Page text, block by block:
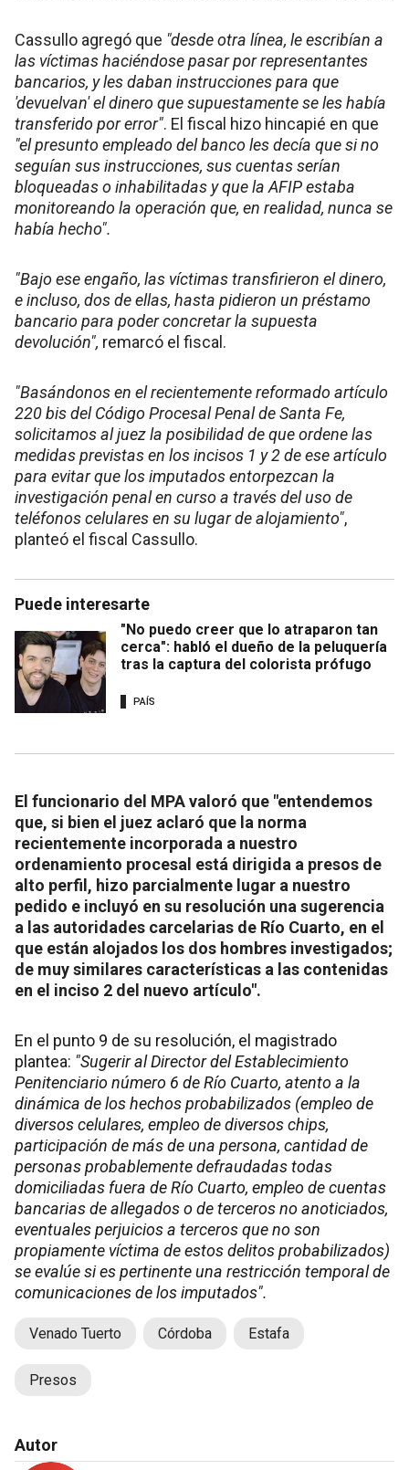
Cassullo agregó que "desde otra línea, le escribían a
las víctimas haciéndose pasar por representantes
bancarios, y les daban instrucciones para que
'devuelvan' el dinero que supuestamente se les había
transferido por error". El fiscal hizo hincapié en que
"el presunto empleado del banco les decía que si no
seguían sus instrucciones, sus cuentas serían
bloqueadas o inhabilitadas y que la AFIP estaba
monitoreando la operación que, en realidad, nunca se
había hecho".
"Bajo ese engaño, las víctimas transfirieron el dinero,
e incluso, dos de ellas, hasta pidieron un préstamo
bancario para poder concretar la supuesta
devolución", remarcó el fiscal.
"Basándonos en el recientemente reformado artículo
220 bis del Código Procesal Penal de Santa Fe,
solicitamos al juez la posibilidad de que ordene las
medidas previstas en los incisos 1 y 2 de ese artículo
para evitar que los imputados entorpezcan la
investigación penal en curso a través del uso de
teléfonos celulares en su lugar de alojamiento",
planteó el fiscal Cassullo.
Puede interesarte
"No puedo creer que lo atraparon tan
cerca": habló el dueño de la peluquería
tras la captura del colorista prófugo
PAÍS
El funcionario del MPA valoró que "entendemos
que, si bien el juez aclaró que la norma
recientemente incorporada a nuestro
ordenamiento procesal está dirigida a presos de
alto perfil, hizo parcialmente lugar a nuestro
pedido e incluyó en su resolución una sugerencia
a las autoridades carcelarias de Río Cuarto, en el
que están alojados los dos hombres investigados;
de muy similares características a las contenidas
en el inciso 2 del nuevo artículo".
En el punto 9 de su resolución, el magistrado
plantea: "Sugerir al Director del Establecimiento
Penitenciario número 6 de Río Cuarto, atento a la
dinámica de los hechos probabilizados (empleo de
diversos celulares, empleo de diversos chips,
participación de más de una persona, cantidad de
personas probablemente defraudadas todas
domiciliadas fuera de Río Cuarto, empleo de cuentas
bancarias de allegados o de terceros no anoticiados,
eventuales perjuicios a terceros que no son
propiamente víctima de estos delitos probabilizados)
se evalúe si es pertinente una restricción temporal de
comunicaciones de los imputados".
Venado Tuerto Córdoba Estafa
Presos
Autor